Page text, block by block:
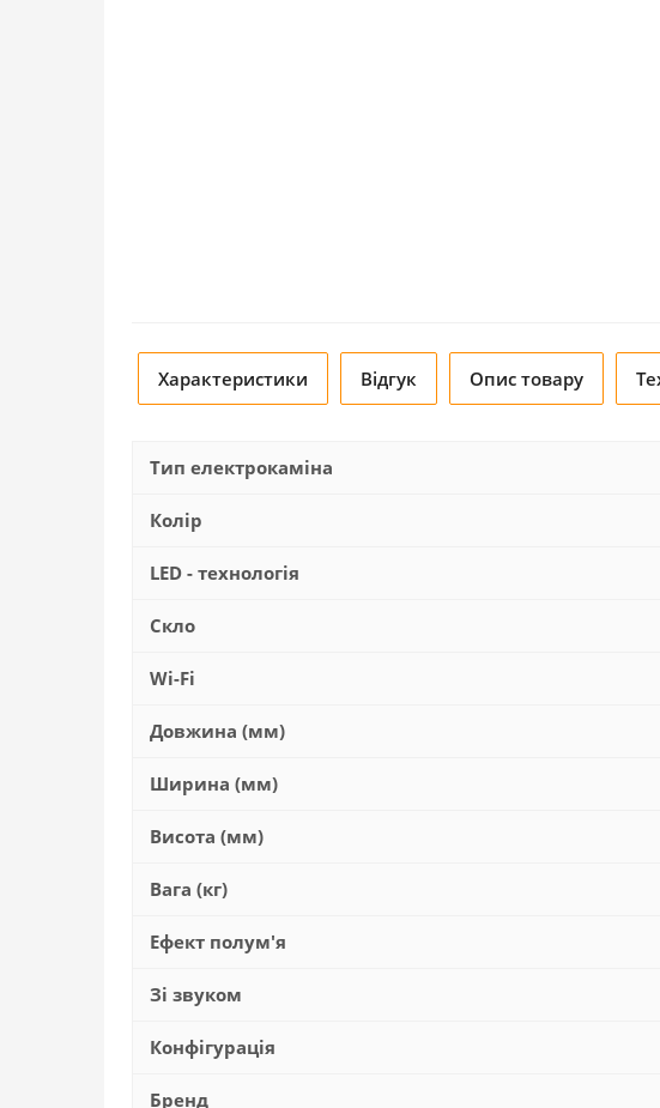
Характеристики Відгук Опис товару
Тип електрокаміна
Колір
LED - технологія
Скло
Wi-Fi
Довжина (мм)
Ширина (мм)
Висота (мм)
Вага (кг)
Ефект полум'я
Зі звуком
Конфігурація
Бренд